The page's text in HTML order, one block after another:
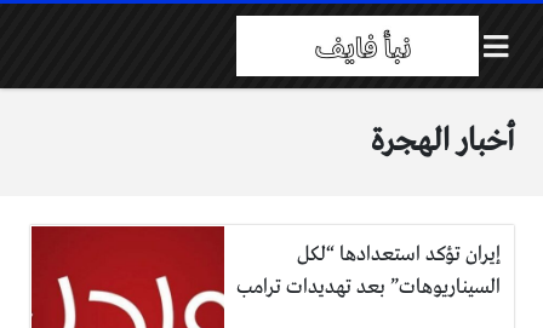
أخبار الهجرة
إيران تؤكد استعدادها “لكل
السيناريوهات” بعد تهديدات ترامب